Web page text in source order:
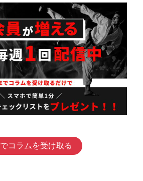
でコラムを受け取る